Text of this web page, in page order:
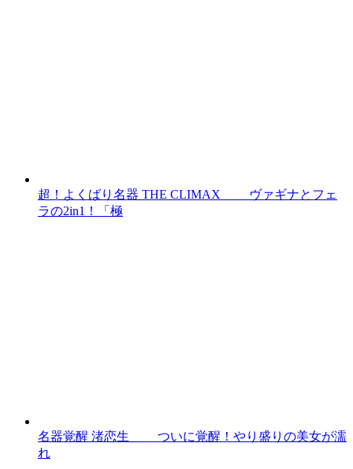
超！よくばり名器 THE CLIMAX ヴァギナとフェ
ラの2in1！「極
名器覚醒 渚恋生 ついに覚醒！やり盛りの美女が濡
れ